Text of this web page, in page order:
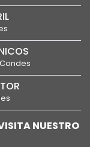
NUESTRO